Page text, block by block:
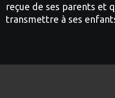
reçue de ses parents et
transmettre à ses